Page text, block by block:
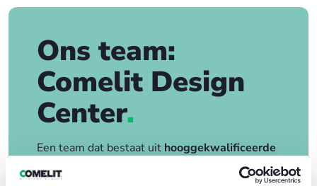
Ons team:
Comelit Design
Center.
Een team dat bestaat uit hooggekwalificeerde
professionals.
De synergie en voortdurende